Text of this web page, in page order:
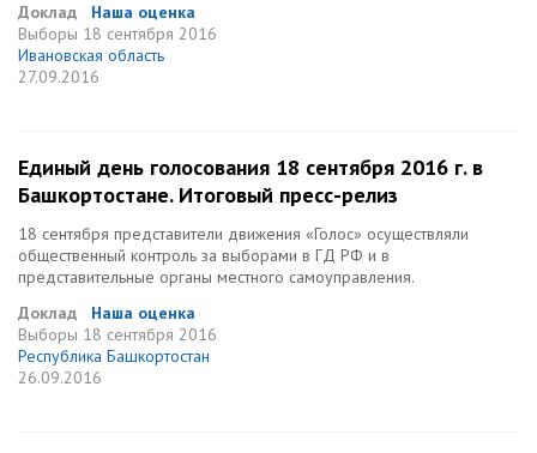
Доклад
Наша оценка
Выборы 18 сентября 2016
Ивановская область
27.09.2016
Единый день голосования 18 сентября 2016 г. в
Башкортостане. Итоговый пресс-релиз
18 сентября представители движения «Голос» осуществляли
общественный контроль за выборами в ГД РФ и в
представительные органы местного самоуправления.
Доклад
Наша оценка
Выборы 18 сентября 2016
Республика Башкортостан
26.09.2016